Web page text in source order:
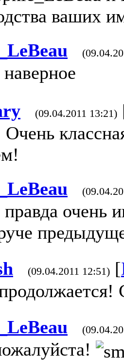
ваших
наверное
(09.04.2011 13:21)
очень
(09.04.2011 12:51) [